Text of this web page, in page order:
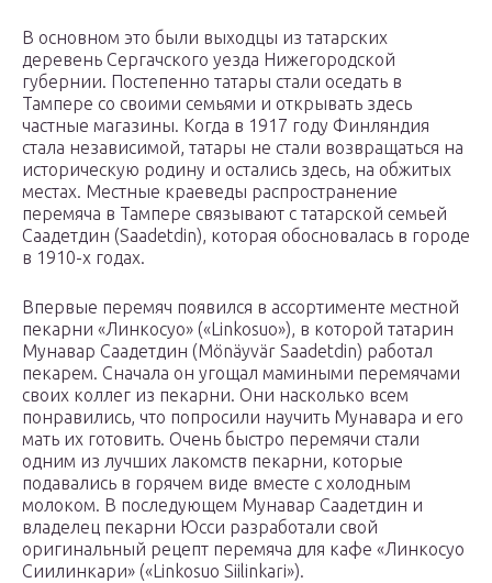
В основном это были выходцы из татарских
деревень Сергачского уезда Нижегородской
губернии. Постепенно татары стали оседать в
Тампере со своими семьями и открывать здесь
частные магазины. Когда в 1917 году Финляндия
стала независимой, татары не стали возвращаться на
историческую родину и остались здесь, на обжитых
местах. Местные краеведы распространение
перемяча в Тампере связывают с татарской семьей
Саадетдин (Saadetdin), которая обосновалась в городе
в 1910-х годах.
Впервые перемяч появился в ассортименте местной
пекарни «Линкосуо» («Linkosuo»), в которой татарин
Мунавар Саадетдин (Mönäyvär Saadetdin) работал
пекарем. Сначала он угощал мамиными перемячами
своих коллег из пекарни. Они насколько всем
понравились, что попросили научить Мунавара и его
мать их готовить. Очень быстро перемячи стали
одним из лучших лакомств пекарни, которые
подавались в горячем виде вместе с холодным
молоком. В последующем Мунавар Саадетдин и
владелец пекарни Юсси разработали свой
оригинальный рецепт перемяча для кафе «Линкосуо
Сиилинкари» («Linkosuo Siilinkari»).